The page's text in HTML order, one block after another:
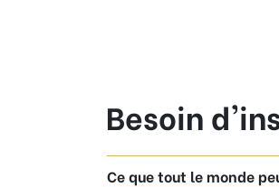
Besoin
Ce que tout le monde